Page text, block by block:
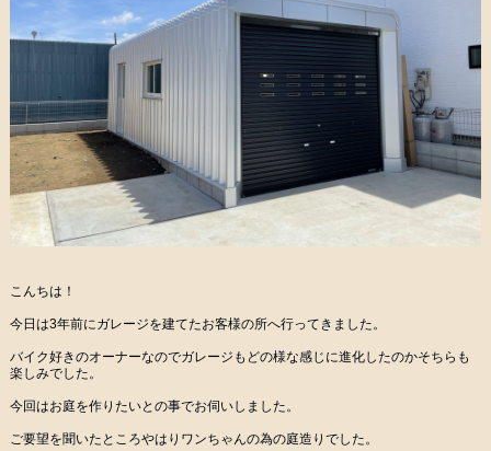
こんちは！
今日は3年前にガレージを建てたお客様の所へ行ってきました。
バイク好きのオーナーなのでガレージもどの様な感じに進化したのかそちらも
楽しみでした。
今回はお庭を作りたいとの事でお伺いしました。
ご要望を聞いたところやはりワンちゃんの為の庭造りでした。